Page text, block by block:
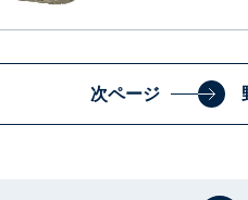
次ページ